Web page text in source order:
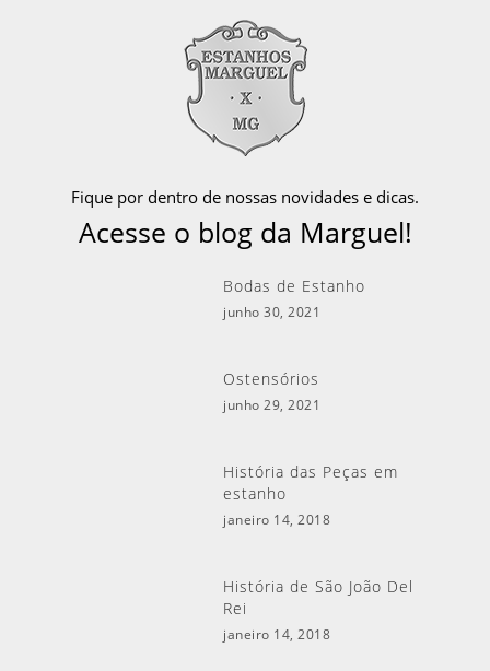
Fique por dentro de nossas novidades e dicas.
Acesse o blog da Marguel!
Bodas de Estanho
junho 30, 2021
Ostensórios
junho 29, 2021
História das Peças em
estanho
janeiro 14, 2018
História de São João Del
Rei
janeiro 14, 2018